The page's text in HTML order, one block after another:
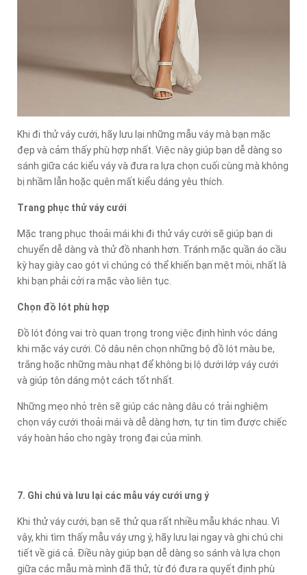
Khi đi thử váy cưới, hãy lưu lại những mẫu váy mà bạn mặc
đẹp và cảm thấy phù hợp nhất. Việc này giúp bạn dễ dàng so
sánh giữa các kiểu váy và đưa ra lựa chọn cuối cùng mà không
bị nhầm lẫn hoặc quên mất kiểu dáng yêu thích.
Trang phục thử váy cưới
Mặc trang phục thoải mái khi đi thử váy cưới sẽ giúp bạn di
chuyển dễ dàng và thử đồ nhanh hơn. Tránh mặc quần áo cầu
kỳ hay giày cao gót vì chúng có thể khiến bạn mệt mỏi, nhất là
khi bạn phải cởi ra mặc vào liên tục.
Chọn đồ lót phù hợp
Đồ lót đóng vai trò quan trọng trong việc định hình vóc dáng
khi mặc váy cưới. Cô dâu nên chọn những bộ đồ lót màu be,
trắng hoặc những màu nhạt để không bị lộ dưới lớp váy cưới
và giúp tôn dáng một cách tốt nhất.
Những mẹo nhỏ trên sẽ giúp các nàng dâu có trải nghiệm
chọn váy cưới thoải mái và dễ dàng hơn, tự tin tìm được chiếc
váy hoàn hảo cho ngày trọng đại của mình.
7. Ghi chú và lưu lại các mẫu váy cưới ưng ý
Khi thử váy cưới, bạn sẽ thử qua rất nhiều mẫu khác nhau. Vì
vậy, khi tìm thấy mẫu váy ưng ý, hãy lưu lại ngay và ghi chú chi
tiết về giá cả. Điều này giúp bạn dễ dàng so sánh và lựa chọn
giữa các mẫu mà mình đã thử, từ đó đưa ra quyết định phù